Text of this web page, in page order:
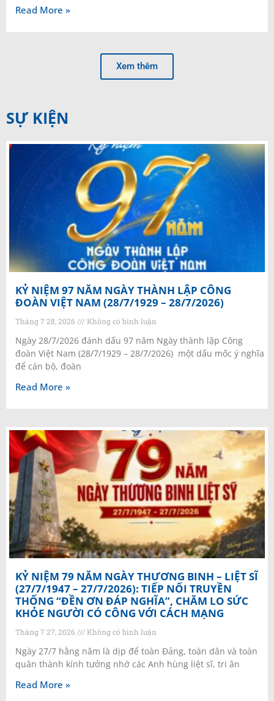
Read More »
Xem thêm
SỰ KIỆN
KỶ NIỆM 97 NĂM NGÀY THÀNH LẬP CÔNG
ĐOÀN VIỆT NAM (28/7/1929 – 28/7/2026)
Tháng 7 28, 2026 Không có bình luận
Ngày 28/7/2026 đánh dấu 97 năm Ngày thành lập Công
đoàn Việt Nam (28/7/1929 – 28/7/2026) một dấu mốc ý nghĩa
để cán bộ, đoàn
Read More »
KỶ NIỆM 79 NĂM NGÀY THƯƠNG BINH – LIỆT SĨ
(27/7/1947 – 27/7/2026): TIẾP NỐI TRUYỀN
THỐNG “ĐỀN ƠN ĐÁP NGHĨA”, CHĂM LO SỨC
KHỎE NGƯỜI CÓ CÔNG VỚI CÁCH MẠNG
Tháng 7 27, 2026 Không có bình luận
Ngày 27/7 hằng năm là dịp để toàn Đảng, toàn dân và toàn
quân thành kính tưởng nhớ các Anh hùng liệt sĩ, tri ân
Read More »